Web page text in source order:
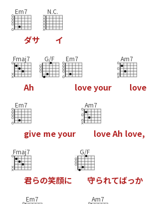
Em7
ダサ
N.C.
イ
Fmaj7
Ah
G/F Em7
loveyour
Am7
love
Em7
give meyour
Am7
loveAh love,
Fmaj7
君らの笑顔に
G/F
守られてばっか
Em7 Am7